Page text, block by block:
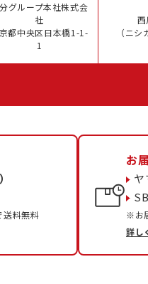
グループ本社株式会
社
都中央区日本橋1-1-
1
（ニシ
送料無料
お
※お
詳し